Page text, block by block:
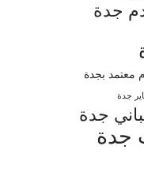
جدة
معتمد بجدة
جدة
جدة
جدة